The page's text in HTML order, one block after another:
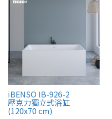
iBENSO IB-926-2
壓克力獨立式浴缸
(120x70 cm)